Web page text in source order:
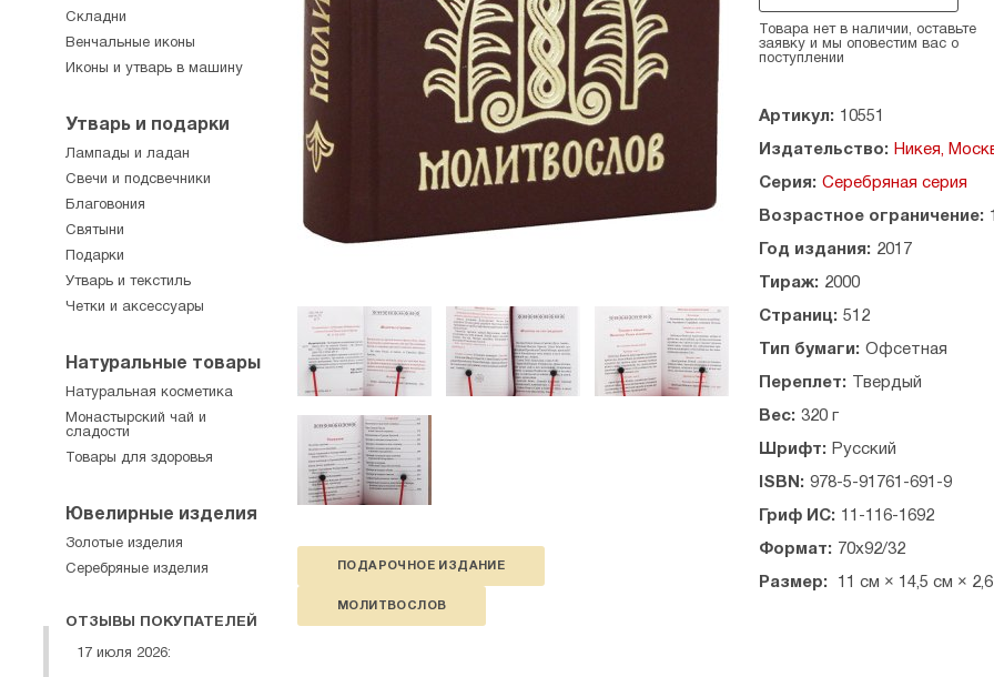
ПОДАРОЧНОЕ ИЗДАНИЕ
МОЛИТВОСЛОВ
Рекомендовано к
Церкви.
Товара нет в наличии, оставьте
заявку и мы оповестим вас о
поступлении
Артикул: 10551
Издательство: Никея,
Серия: Серебряная серия
Возрастное ограничение:
Год издания: 2017
Тираж: 2000
Страниц: 512
Тип бумаги: Офсетная
Переплет: Твердый
Вес: 320 г
Шрифт: Русский
ISBN: 978-5-91761-691-9
Гриф ИС: 11-116-1692
Формат: 70x92/32
Размер: 11 см × 14,5 см ×
Складни
Венчальные иконы
Иконы и утварь в машину
Утварь и подарки
Лампады и ладан
Свечи и подсвечники
Благовония
Святыни
Подарки
Утварь и текстиль
Четки и аксессуары
Натуральные товары
Натуральная косметика
Монастырский чай и
сладости
Товары для здоровья
Ювелирные изделия
Золотые изделия
Серебряные изделия
ОТЗЫВЫ ПОКУПАТЕЛЕЙ
17 июля 2026: